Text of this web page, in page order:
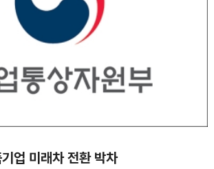
업 미래차 전환 박차